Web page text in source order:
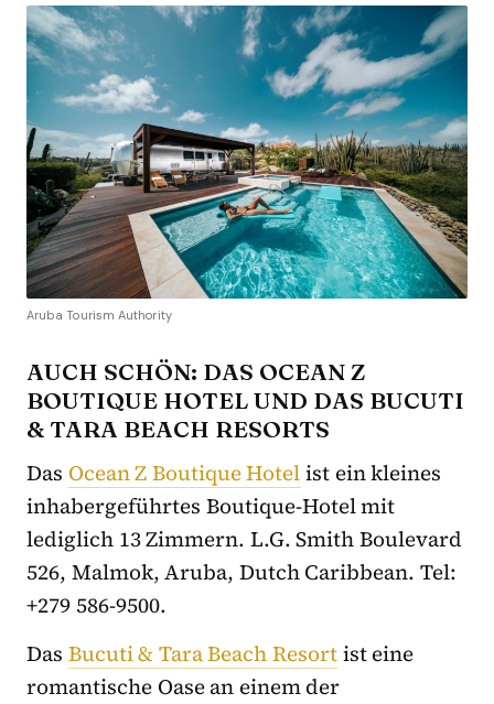
Aruba Tourism Authority
AUCH SCHÖN: DAS OCEAN Z
BOUTIQUE HOTEL UND DAS BUCUTI
& TARA BEACH RESORTS
Das Ocean Z Boutique Hotelist ein kleines
inhabergeführtes Boutique-Hotel mit
lediglich 13 Zimmern. L.G. Smith Boulevard
526, Malmok, Aruba, Dutch Caribbean. Tel:
+279 586-9500.
Das Bucuti & Tara Beach Resortist eine
romantische Oase an einem der